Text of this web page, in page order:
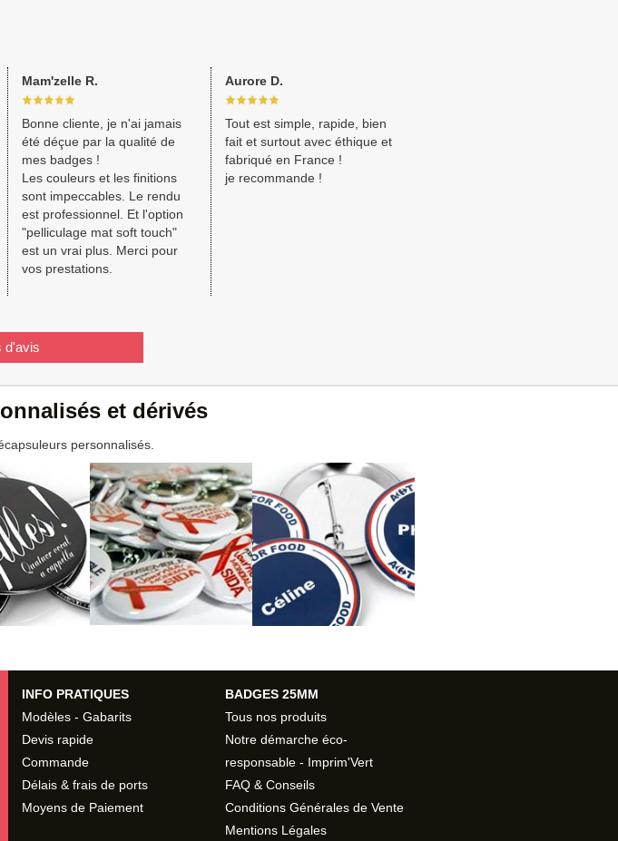
Mam'zelle R.
Bonne cliente, je n'ai jamais
été déçue par la qualité de
mes badges !
Les couleurs et les finitions
sont impeccables. Le rendu
est professionnel. Et l'option
"pelliculage mat soft touch"
est un vrai plus. Merci pour
vos prestations.
Aurore D.
Tout est simple, rapide, bien
fait et surtout avec éthique et
fabriqué en France !
je recommande !
d'avis
et dérivés
personnalisés.
INFO PRATIQUES
Modèles - Gabarits
Devis rapide
Commande
Délais & frais de ports
Moyens de Paiement
BADGES 25MM
Tous nos produits
Notre démarche éco-
responsable - Imprim'Vert
FAQ & Conseils
Conditions Générales de Vente
Mentions Légales